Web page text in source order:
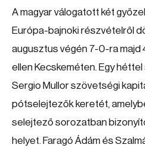
A magyar válogatott két
Európa-bajnoki részvételről
augusztus végén 7-0-ra majd
ellen Kecskeméten. Egy
Sergio Mullor szövetségi
pótselejtezők keretét,
selejtező sorozatban
helyet. Faragó Ádám és